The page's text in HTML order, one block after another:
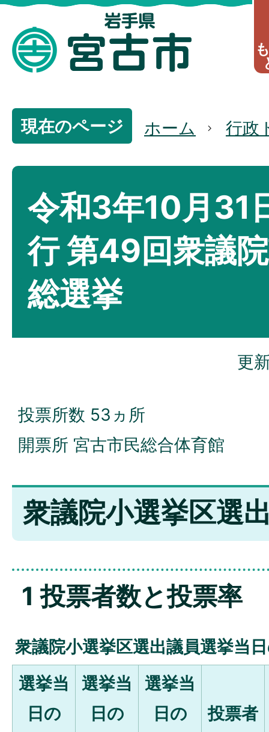
現在のページ ホーム 行政
令和3年10月31
行 第49回衆議
総選挙
更
投票所数 53ヵ所
開票所 宮古市民総合体育館
衆議院小選挙区選
1 投票者数と投票率
衆議院小選挙区選出議員選挙当
選挙当
日の
選挙当
日の
選挙当
日の
投票者